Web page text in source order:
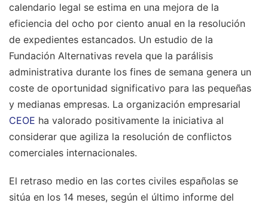
calendario legal se estima en una mejora de la
eficiencia del ocho por ciento anual en la resolución
de expedientes estancados. Un estudio de la
Fundación Alternativas revela que la parálisis
administrativa durante los fines de semana genera un
coste de oportunidad significativo para las pequeñas
y medianas empresas. La organización empresarial
CEOE ha valorado positivamente la iniciativa al
considerar que agiliza la resolución de conflictos
comerciales internacionales.
El retraso medio en las cortes civiles españolas se
sitúa en los 14 meses, según el último informe del